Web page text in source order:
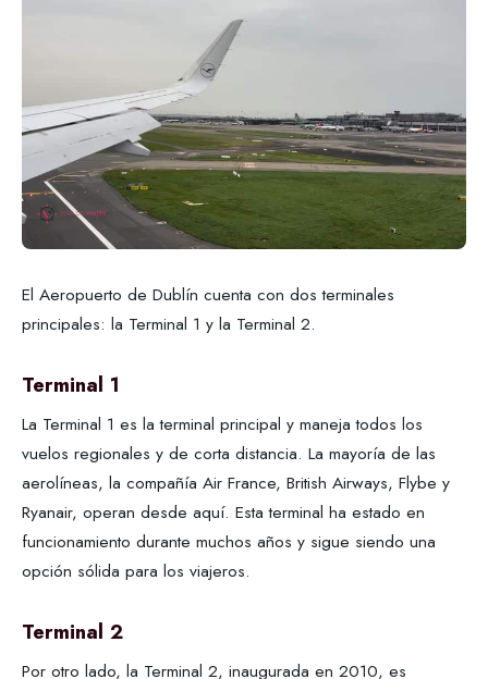
El Aeropuerto de Dublín cuenta con dos terminales
principales: la Terminal 1 y la Terminal 2.
Terminal 1
La Terminal 1 es la terminal principal y maneja todos los
vuelos regionales y de corta distancia. La mayoría de las
aerolíneas, la compañía Air France, British Airways, Flybe y
Ryanair, operan desde aquí. Esta terminal ha estado en
funcionamiento durante muchos años y sigue siendo una
opción sólida para los viajeros.
Terminal 2
Por otro lado, la Terminal 2, inaugurada en 2010, es